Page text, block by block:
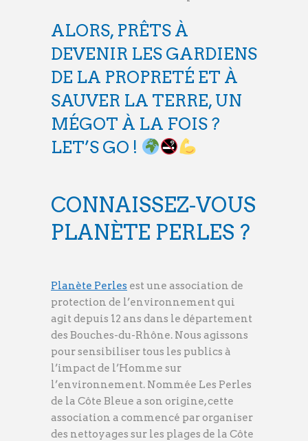
ALORS, PRÊTS À
DEVENIR LES GARDIENS
DE LA PROPRETÉ ET À
SAUVER LA TERRE, UN
MÉGOT À LA FOIS ?
LET’S GO !
CONNAISSEZ-VOUS
PLANÈTE PERLES ?
Planète Perles est une association de
protection de l’environnement qui
agit depuis 12 ans dans le département
des Bouches-du-Rhône. Nous agissons
pour sensibiliser tous les publics à
l’impact de l’Homme sur
l’environnement. Nommée Les Perles
de la Côte Bleue a son origine, cette
association a commencé par organiser
des nettoyages sur les plages de la Côte